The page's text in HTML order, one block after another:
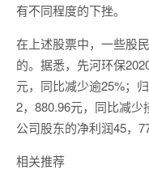
有不同程度的下挫。
在上述股票中，一些股
的。据悉，先河环保
元，同比减少逾25%；
2，880.96元，同比减
公司股东的净利润45，
相关推荐